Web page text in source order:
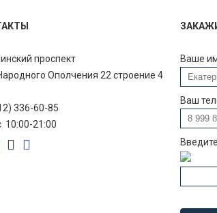
проспект
Ополчения 22 строение 4
336-60-85
10:00-21:00
Ваше
Ваш